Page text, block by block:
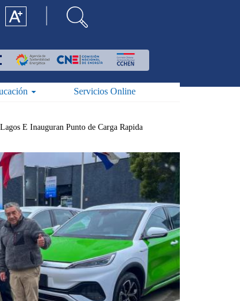
Servicios Online
E Inauguran Punto de Carga Rapida